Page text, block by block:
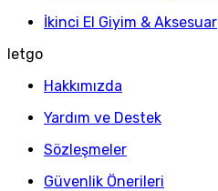
İkinci El Giyim & Aksesuar
letgo
Hakkımızda
Yardım ve Destek
Sözleşmeler
Güvenlik Önerileri